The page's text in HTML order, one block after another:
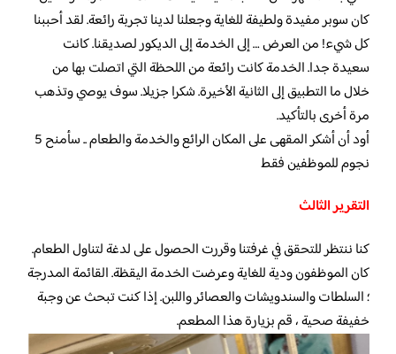
كان سوبر مفيدة ولطيفة للغاية وجعلنا لدينا تجربة رائعة. لقد أحببنا
كل شيء! من العرض … إلى الخدمة إلى الديكور لصديقنا. كانت
سعيدة جدا. الخدمة كانت رائعة من اللحظة التي اتصلت بها من
خلال ما التطبيق إلى الثانية الأخيرة. شكرا جزيلا. سوف يوصي وتذهب
مرة أخرى بالتأكيد.
أود أن أشكر المقهى على المكان الرائع والخدمة والطعام .. سأمنح 5
نجوم للموظفين فقط
التقرير الثالث
كنا ننتظر للتحقق في غرفتنا وقررت الحصول على لدغة لتناول الطعام.
كان الموظفون ودية للغاية وعرضت الخدمة اليقظة. القائمة المدرجة
؛ السلطات والسندويشات والعصائر واللبن. إذا كنت تبحث عن وجبة
خفيفة صحية ، قم بزيارة هذا المطعم.